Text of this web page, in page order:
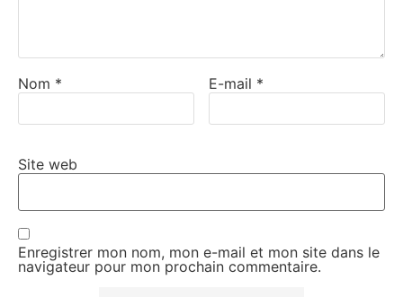
Nom * E-mail *
Site web
Enregistrer mon nom, mon e-mail et mon site dans le
navigateur pour mon prochain commentaire.